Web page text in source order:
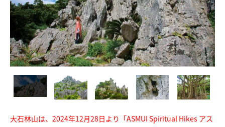
大石林山は、2024年12月28日より「ASMUI Spiritual Hikes アス